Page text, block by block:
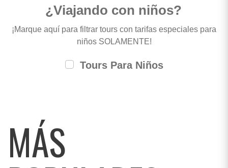
¿Viajando con niños?
¡Marque aquí para filtrar tours con tarifas especiales para
niños SOLAMENTE!
Tours Para Niños
MÁS